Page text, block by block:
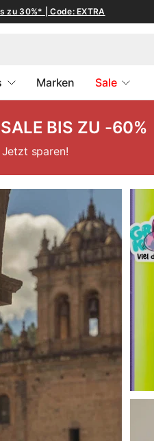
zu 30%* | Code: EXTRA
Marken Sale
BIS ZU -60%
Jetzt sparen!